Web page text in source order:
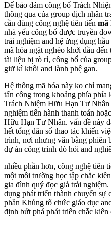
Để bảo đảm công bố Trách
thông qua của group dịch nhân
cần dùng công nghệ tiên tiến mã
nhà yếu công bố được truyền
trải nghiệm and hệ ứng dụng
mã hóa ngặt nghèo khởi đầu
tài liệu bị rò rỉ, công bố của
giữ kì khôi and lành phệ gan.
Hệ thống mã hóa này ko chỉ
tấn công trong khoảng phía phía
Trách Nhiệm Hữu Hạn Tư
nghiệm tiến hành thanh toán
Hữu Hạn Tư Nhân. vấn đề này
hết tổng dân số thao tác khiến
trình, nơi nhưng văn bằng phiên
dự án công trình dò hỏi and
nhiều phần hơn, công nghệ tiên
một môi trường học tập chắc
gia đình quý đọc giả trải
dụng phát triển thành chuyển sự
phần Khủng tổ chức giáo dục
định bứt phá phát triển chắc kiên